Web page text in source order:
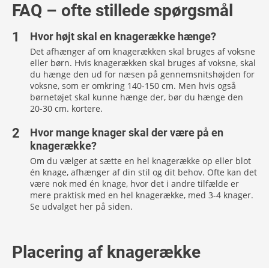
FAQ – ofte stillede spørgsmål
Hvor højt skal en knagerække hænge?
Det afhænger af om knagerækken skal bruges af voksne
eller børn. Hvis knagerækken skal bruges af voksne, skal
du hænge den ud for næsen på gennemsnitshøjden for
voksne, som er omkring 140-150 cm. Men hvis også
børnetøjet skal kunne hænge der, bør du hænge den
20-30 cm. kortere.
Hvor mange knager skal der være på en
knagerække?
Om du vælger at sætte en hel knagerække op eller blot
én knage, afhænger af din stil og dit behov. Ofte kan det
være nok med én knage, hvor det i andre tilfælde er
mere praktisk med en hel knagerække, med 3-4 knager.
Se udvalget her på siden.
Placering af knagerække